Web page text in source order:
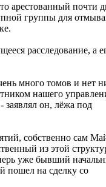
арестованный почти
группы для
расследование, а
много томов и нет
нашего
он, лёжа под
собственно сам
из этой
уже бывший
пошел на сделку со